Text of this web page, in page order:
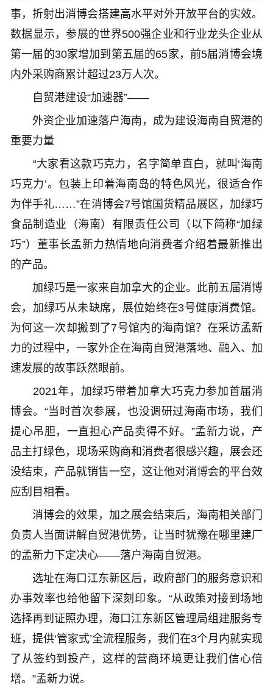
事，折射出消博会搭建高水平对外开放平台的实效。
数据显示，参展的世界500强企业和行业龙头企业从
第一届的30家增加到第五届的65家，前5届消博会境
内外采购商累计超过23万人次。
自贸港建设“加速器”——
外资企业加速落户海南，成为建设海南自贸港的
重要力量
“大家看这款巧克力，名字简单直白，就叫‘海南
巧克力’。包装上印着海南岛的特色风光，很适合作
为伴手礼……”在消博会7号馆国货精品展区，加绿巧
食品制造业（海南）有限责任公司（以下简称“加绿
巧”）董事长孟新力热情地向消费者介绍着最新推出
的产品。
加绿巧是一家来自加拿大的企业。此前五届消博
会，加绿巧从未缺席，展位始终在3号健康消费馆。
为何这一次却搬到了7号馆内的海南馆？在采访孟新
力的过程中，一家外企在海南自贸港落地、融入、加
速发展的故事跃然眼前。
2021年，加绿巧带着加拿大巧克力参加首届消
博会。“当时首次参展，也没调研过海南市场，我们
提心吊胆，一直担心产品卖得不好。”孟新力说，产
品主打绿色，现场采购商和消费者很感兴趣，展会还
没结束，产品就销售一空，这让他对消博会的平台效
应刮目相看。
消博会的效果，加之展会结束后，海南相关部门
负责人当面讲解自贸港优势，让当时犹豫在哪里建厂
的孟新力下定决心——落户海南自贸港。
选址在海口江东新区后，政府部门的服务意识和
办事效率也给他留下深刻印象。“从政策对接到场地
选择再到证照办理，海口江东新区管理局组建服务专
班，提供‘管家式’全流程服务，我们在3个月内就实现
了从签约到投产，这样的营商环境更让我们信心倍
增。”孟新力说。